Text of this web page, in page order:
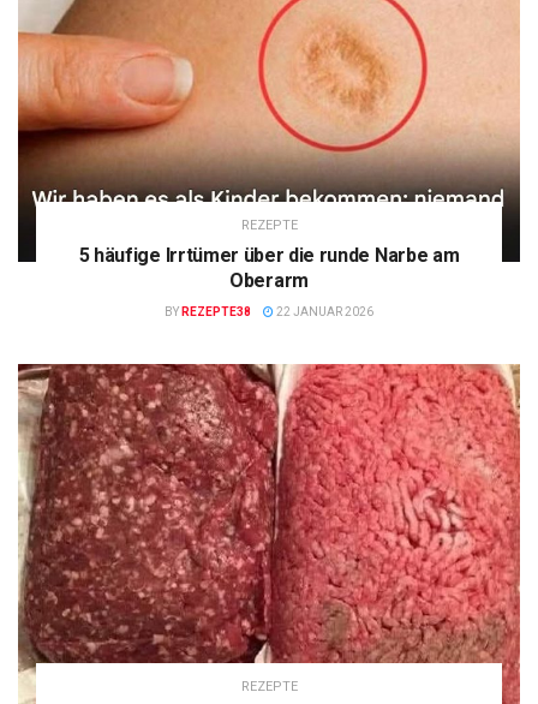
REZEPTE
5 häufige Irrtümer über die runde Narbe am
Oberarm
BY REZEPTE38 22 JANUAR 2026
REZEPTE